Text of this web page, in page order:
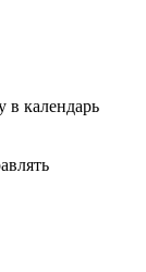
в календарь